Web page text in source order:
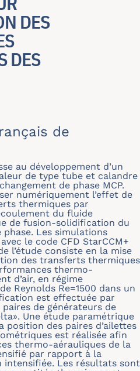
DES
DES
de
au développement d’un
de type tube et calandre
de phase MCP.
numériquement l’effet de
thermiques par
du fluide
de fusion-solidification du
Les simulations
le code CFD StarCCM+
l’étude consiste en la mise
des transferts thermiques
thermo-
d’air, en régime
Reynolds Re=1500 dans un
est effectuée par
de générateurs de
Une étude paramétrique
des paires d’ailettes
est réalisée afin
thermo-aérauliques de la
par rapport à la
intensifiée. Les résultats sont